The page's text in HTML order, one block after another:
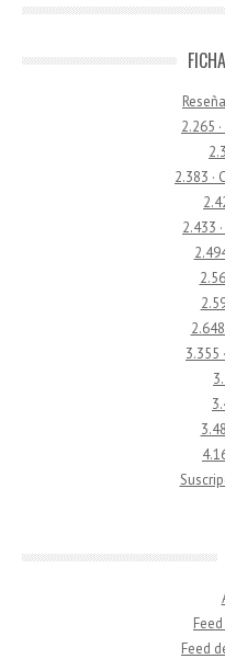
2.265
2.383 ·
2.433
3.355
Feed